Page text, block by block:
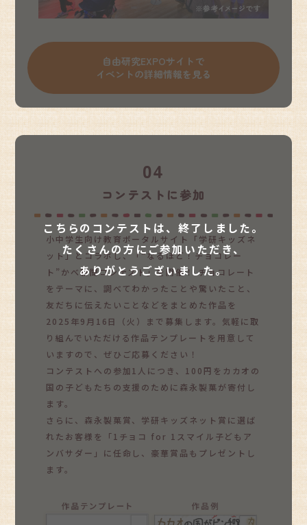
自由研究EXPOサイトで
イベントの詳細情報を見る
こちらのコンテストは、終了しました。
たくさんの方にご参加いただき、
ありがとうございました。
04
コンテストに参加
小中学生向け教育ポータルサイト「学研キッズネ
ット」とコラボし、「“なるほど！チョコレー
ト”かべ新聞コンテスト」を開催！ チョコレート
をテーマに、調べてわかったことや驚いたこと、
友だちに伝えたいことなどをまとめた作品を
2025年9月16日（火）まで募集します。気軽に取
り組んでいただける作品テンプレートを用意して
いますので、ぜひご応募ください！
コンテストへの参加1人につき、100円をカカオの
国の子どもたちの支援のために森永製菓が寄付し
ます。
さらに、森永製菓賞、学研キッズネット賞に選ば
れたお客様を「1チョコ for 1スマイル子どもア
ンバサダー」に任命し、豪華賞品もプレゼントし
ます。